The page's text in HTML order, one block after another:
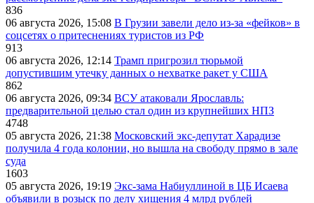
836
06 августа 2026, 15:08 В Грузии завели дело из-за «фейков» в
соцсетях о притеснениях туристов из РФ
913
06 августа 2026, 12:14 Трамп пригрозил тюрьмой
допустившим утечку данных о нехватке ракет у США
862
06 августа 2026, 09:34 ВСУ атаковали Ярославль:
предварительной целью стал один из крупнейших НПЗ
4748
05 августа 2026, 21:38 Московский экс-депутат Харадизе
получила 4 года колонии, но вышла на свободу прямо в зале
суда
1603
05 августа 2026, 19:19 Экс-зама Набиуллиной в ЦБ Исаева
объявили в розыск по делу хищения 4 млрд рублей